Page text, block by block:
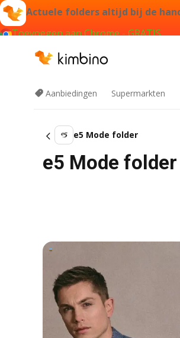
Actuele folders altijd bij de
Toevoegen aan Chrome - GRATIS
Aanbiedingen Supermarkten
e5 Mode folder
e5 Mode folder